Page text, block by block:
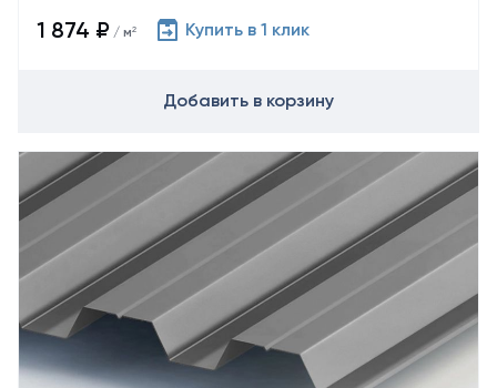
1 874 ₽ / м² Купить в 1 клик
Добавить в корзину